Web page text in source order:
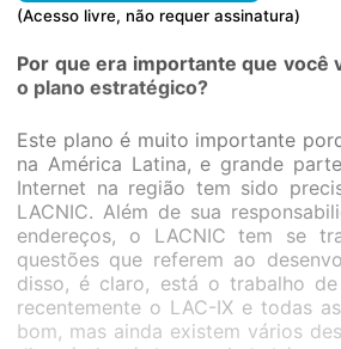
(Acesso livre, não requer assinatura)
Por que era importante que você
o plano estratégico?
Este plano é muito importante
na América Latina, e grande
Internet na região tem sido
LACNIC. Além de sua
endereços, o LACNIC tem se
questões que referem ao
disso, é claro, está o trabalho
recentemente o LAC-IX e todas
bom, mas ainda existem vários